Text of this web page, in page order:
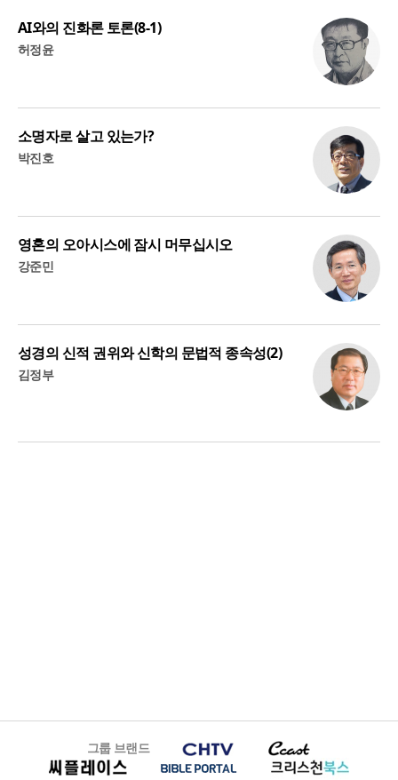
AI와의 진화론 토론(8-1)
허정윤
소명자로 살고 있는가?
박진호
영혼의 오아시스에 잠시 머무십시오
강준민
성경의 신적 권위와 신학의 문법적 종속성(2)
김정부
그룹 브랜드